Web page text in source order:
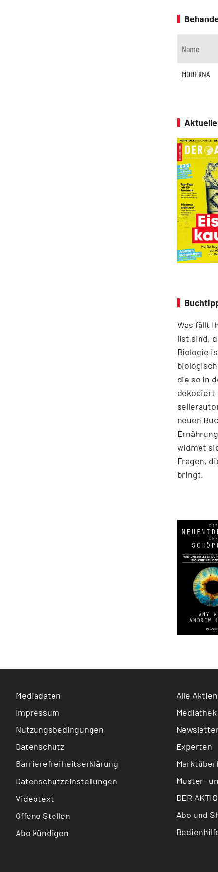
Name
MODERNA
Was fällt
list sind,
Biologie
die so in
dekodiert
neuen
widmet
Fragen,
bringt.
Mediadaten
Impressum
Nutzungsbedingungen
Datenschutz
Barrierefreiheitserklärung
Datenschutzeinstellungen
Videotext
Offene Stellen
Abo kündigen
Alle Aktien
Mediathek
Experten
Muster-
DER
Abo und